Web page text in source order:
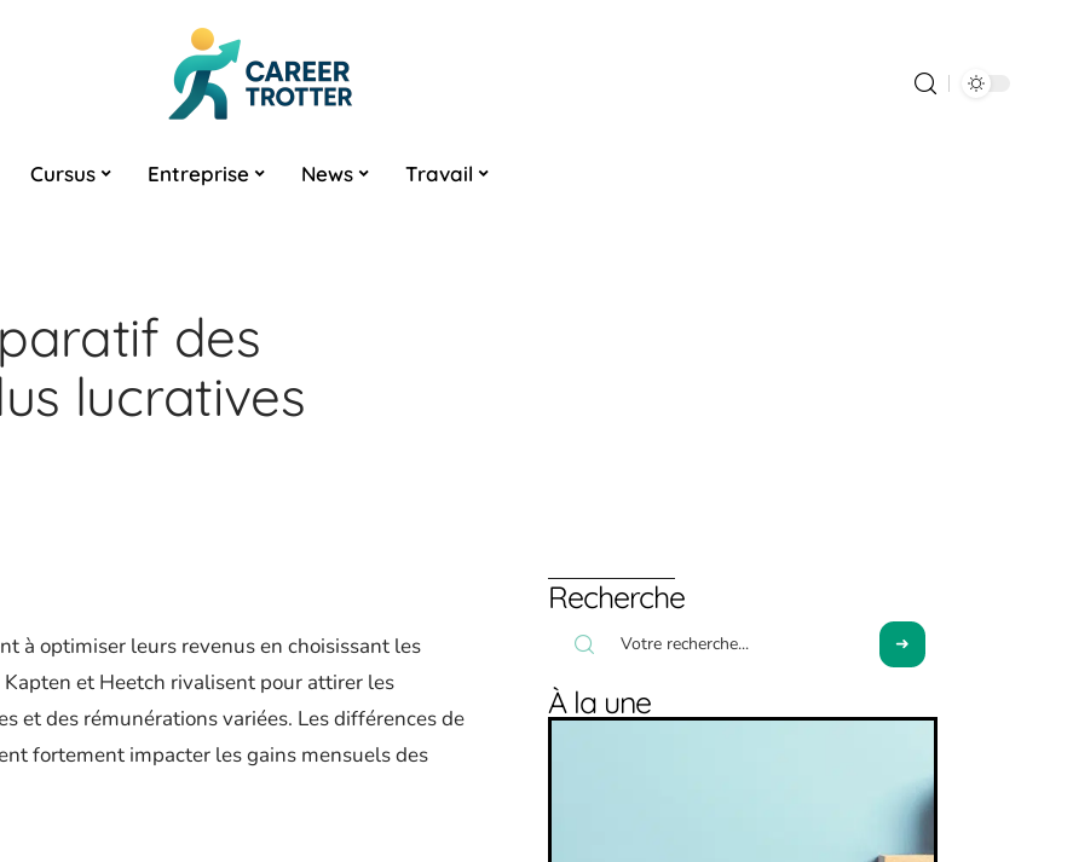
Cursus Entreprise News Travail
des
lucratives
à optimiser leurs revenus en choisissant les
et Heetch rivalisent pour attirer les
et des rémunérations variées. Les différences de
fortement impacter les gains mensuels des
Recherche
À la une